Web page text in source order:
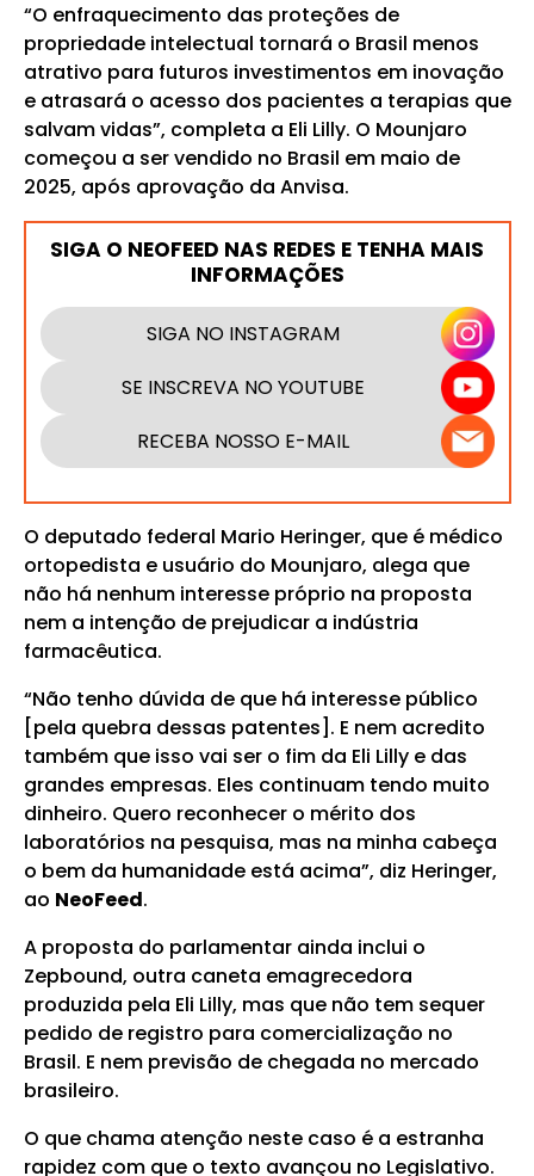
“O enfraquecimento das proteções de
propriedade intelectual tornará o Brasil menos
atrativo para futuros investimentos em inovação
e atrasará o acesso dos pacientes a terapias que
salvam vidas”, completa a Eli Lilly. O Mounjaro
começou a ser vendido no Brasil em maio de
2025, após aprovação da Anvisa.
SIGA O NEOFEED NAS REDES E TENHA MAIS
INFORMAÇÕES
SIGA NO INSTAGRAM
SE INSCREVA NO YOUTUBE
RECEBA NOSSO E-MAIL
O deputado federal Mario Heringer, que é médico
ortopedista e usuário do Mounjaro, alega que
não há nenhum interesse próprio na proposta
nem a intenção de prejudicar a indústria
farmacêutica.
“Não tenho dúvida de que há interesse público
[pela quebra dessas patentes]. E nem acredito
também que isso vai ser o fim da Eli Lilly e das
grandes empresas. Eles continuam tendo muito
dinheiro. Quero reconhecer o mérito dos
laboratórios na pesquisa, mas na minha cabeça
o bem da humanidade está acima”, diz Heringer,
ao NeoFeed.
A proposta do parlamentar ainda inclui o
Zepbound, outra caneta emagrecedora
produzida pela Eli Lilly, mas que não tem sequer
pedido de registro para comercialização no
Brasil. E nem previsão de chegada no mercado
brasileiro.
O que chama atenção neste caso é a estranha
rapidez com que o texto avançou no Legislativo.